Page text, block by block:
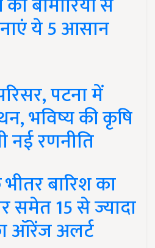
ये 5 आसान
पटना में
भविष्य की कृषि
नई रणनीति
बारिश का
समेत 15 से ज्यादा
ऑरेंज अलर्ट